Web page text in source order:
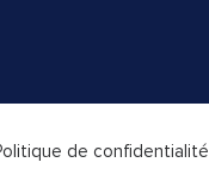
de confidentialité